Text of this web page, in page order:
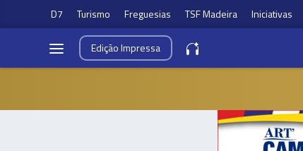
D7 Turismo Freguesias TSF Madeira Iniciativas
EdiçãoImpressa